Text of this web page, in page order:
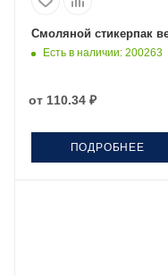
Смоляной стикерпак
Есть в наличии: 200263
от 110.34 ₽
ПОДРОБНЕЕ